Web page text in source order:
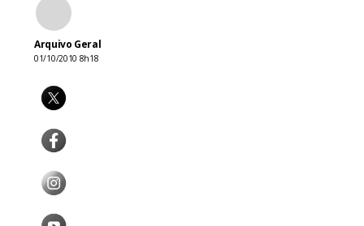
Arquivo Geral
01/10/2010 8h18